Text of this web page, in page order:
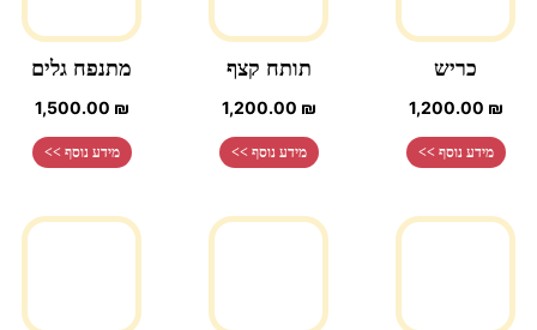
כריש
1,200.00 ₪
מידע נוסף >>
תותח קצף
1,200.00 ₪
מידע נוסף >>
מתנפח גלים
1,500.00 ₪
מידע נוסף >>